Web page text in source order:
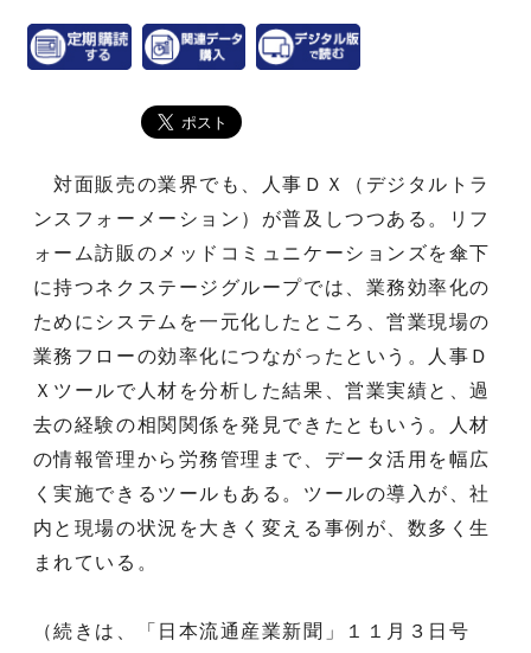
対面販売の業界でも、人事ＤＸ（デジタルトラ
ンスフォーメーション）が普及しつつある。リフ
ォーム訪販のメッドコミュニケーションズを傘下
に持つネクステージグループでは、業務効率化の
ためにシステムを一元化したところ、営業現場の
業務フローの効率化につながったという。人事Ｄ
Ｘツールで人材を分析した結果、営業実績と、過
去の経験の相関関係を発見できたともいう。人材
の情報管理から労務管理まで、データ活用を幅広
く実施できるツールもある。ツールの導入が、社
内と現場の状況を大きく変える事例が、数多く生
まれている。
（続きは、「日本流通産業新聞」１１月３日号